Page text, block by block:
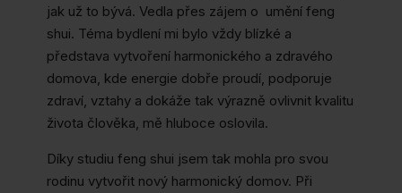
jak už to bývá. Vedla přes zájem o umění feng
shui. Téma bydlení mi bylo vždy blízké a
představa vytvoření harmonického a zdravého
domova, kde energie dobře proudí, podporuje
zdraví, vztahy a dokáže tak výrazně ovlivnit kvalitu
života člověka, mě hluboce oslovila.
Díky studiu feng shui jsem tak mohla pro svou
rodinu vytvořit nový harmonický domov. Při